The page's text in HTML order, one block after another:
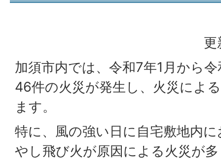
更
加須市内では、令和7年1月から
46件の火災が発生し、火災によ
ます。
特に、風の強い日に自宅敷地内
やし飛び火が原因による火災が